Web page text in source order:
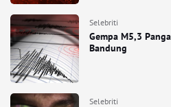
Selebriti
Gempa M5,3
Bandung
Selebriti